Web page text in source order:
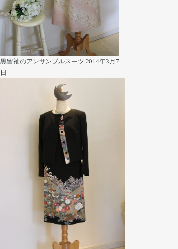
黒留袖のアンサンブルスーツ 2014年3月7
日